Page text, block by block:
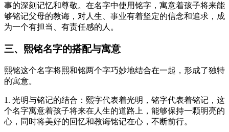
事的深刻记忆和尊敬。在名字中使用铭字，寓意着孩子将来能
够铭记父母的教诲，对人生、事业有着坚定的信念和追求，成
为一个有担当、有责任感的人。
三、熙铭名字的搭配与寓意
熙铭这个名字将熙和铭两个字巧妙地结合在一起，形成了独特
的寓意。
1. 光明与铭记的结合：熙字代表着光明，铭字代表着铭记，这
个名字寓意着孩子将来在人生的道路上，能够保持一颗明亮的
心，同时将美好的回忆和教诲铭记在心，不断前行。